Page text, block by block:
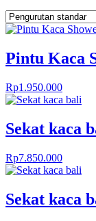
Pintu Kaca
Rp1.950.000
Sekat kaca
Rp7.850.000
Sekat kaca